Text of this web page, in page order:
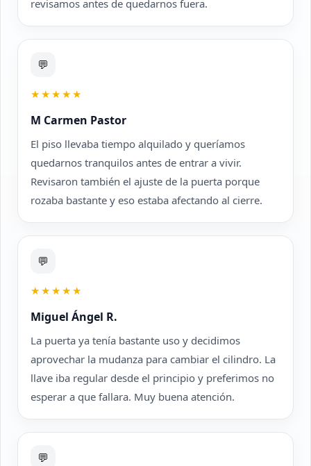
revisamos antes de quedarnos fuera.
💬
★★★★★
M Carmen Pastor
El piso llevaba tiempo alquilado y queríamos
quedarnos tranquilos antes de entrar a vivir.
Revisaron también el ajuste de la puerta porque
rozaba bastante y eso estaba afectando al cierre.
💬
★★★★★
Miguel Ángel R.
La puerta ya tenía bastante uso y decidimos
aprovechar la mudanza para cambiar el cilindro. La
llave iba regular desde el principio y preferimos no
esperar a que fallara. Muy buena atención.
💬